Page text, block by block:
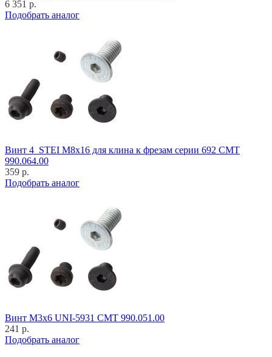
6 351 р.
Подобрать аналог
Винт 4_STEI M8x16 для клина к фрезам серии 692 CMT
990.064.00
359 р.
Подобрать аналог
Винт M3x6 UNI-5931 CMT 990.051.00
241 р.
Подобрать аналог